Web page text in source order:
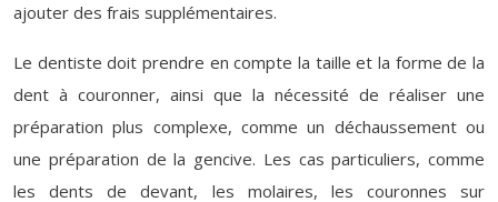
ajouter des frais supplémentaires.
Le dentiste doit prendre en compte la taille et la forme de la
dent à couronner, ainsi que la nécessité de réaliser une
préparation plus complexe, comme un déchaussement ou
une préparation de la gencive. Les cas particuliers, comme
les dents de devant, les molaires, les couronnes sur